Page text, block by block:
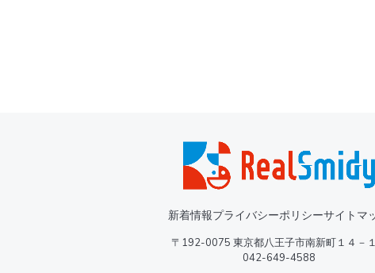
新着情報プライバシーポリシーサイトマ
〒192-0075 東京都八王子市南新町１４－
042-649-4588